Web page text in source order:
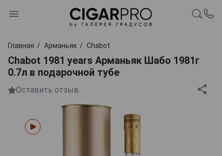
Главная Арманьяк Chabot
Chabot 1981 years Арманьяк Шабо 1981г
0.7л в подарочной тубе
Оставить отзыв